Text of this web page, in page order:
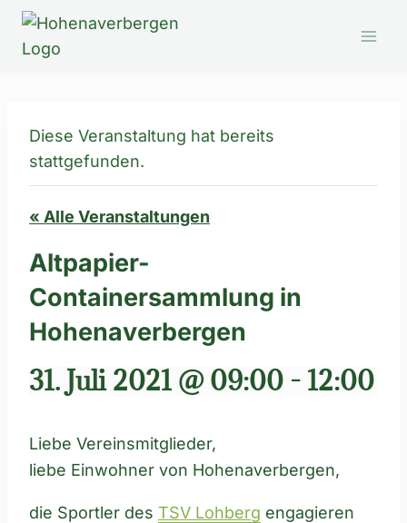
Zum
springen
Diese Veranstaltung hat bereits
stattgefunden.
« Alle Veranstaltungen
Altpapier-
Containersammlung in
Hohenaverbergen
31. Juli 2021 @ 09:00 - 12:00
Liebe Vereinsmitglieder,
liebe Einwohner von Hohenaverbergen,
die Sportler des TSV Lohberg engagieren